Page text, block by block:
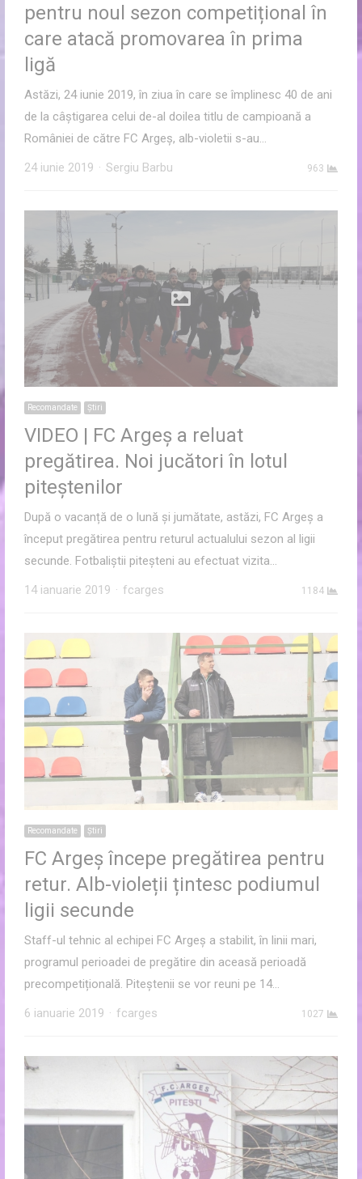
pentru noul sezon competițional în
care atacă promovarea în prima
ligă
Astăzi, 24 iunie 2019, în ziua în care se împlinesc 40 de ani
de la câștigarea celui de-al doilea titlu de campioană a
României de către FC Argeș, alb-violetii s-au…
24 iunie 2019
Author
Sergiu Barbu 963
Recomandate Ştiri
VIDEO | FC Argeș a reluat
pregătirea. Noi jucători în lotul
piteștenilor
După o vacanță de o lună și jumătate, astăzi, FC Argeș a
început pregătirea pentru returul actualului sezon al ligii
secunde. Fotbaliștii piteșteni au efectuat vizita…
14 ianuarie 2019
Author
fcarges 1184
Recomandate Ştiri
FC Argeș începe pregătirea pentru
retur. Alb-violeții țintesc podiumul
ligii secunde
Staff-ul tehnic al echipei FC Argeş a stabilit, în linii mari,
programul perioadei de pregătire din aceasă perioadă
precompetițională. Piteștenii se vor reuni pe 14…
6 ianuarie 2019
Author
fcarges 1027